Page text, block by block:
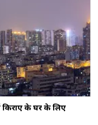
के घर के लिए